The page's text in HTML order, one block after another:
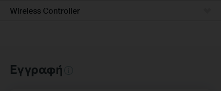
Wireless Controller
Εγγραφή